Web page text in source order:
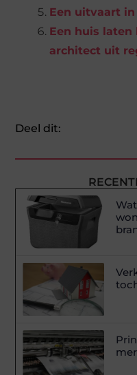
Een uitvaart
Een huis laten
architect uit
Deel dit: